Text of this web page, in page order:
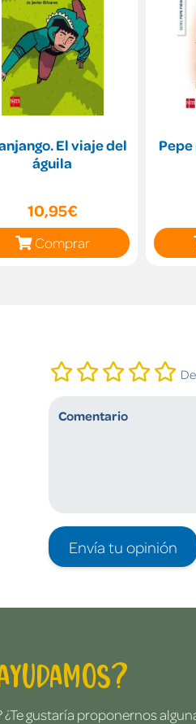
El viaje del
águila
10,95€
Comprar
Pepe
Envía tu opinión
gustaría proponernos